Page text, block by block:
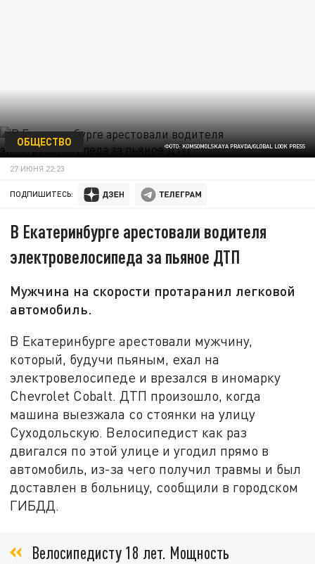
ФОТО: KOMSOMOLSKAYA PRAVDA/GLOBAL LOOK PRESS
ОБЩЕСТВО
27 ИЮНЯ 22:23
ПОДПИШИТЕСЬ:
В Екатеринбурге арестовали водителя
электровелосипеда за пьяное ДТП
Мужчина на скорости протаранил легковой
автомобиль.
В Екатеринбурге арестовали мужчину,
который, будучи пьяным, ехал на
электровелосипеде и врезался в иномарку
Chevrolet Cobalt. ДТП произошло, когда
машина выезжала со стоянки на улицу
Суходольскую. Велосипедист как раз
двигался по этой улице и угодил прямо в
автомобиль, из-за чего получил травмы и был
доставлен в больницу, сообщили в городском
ГИБДД.
Велосипедисту 18 лет. Мощность